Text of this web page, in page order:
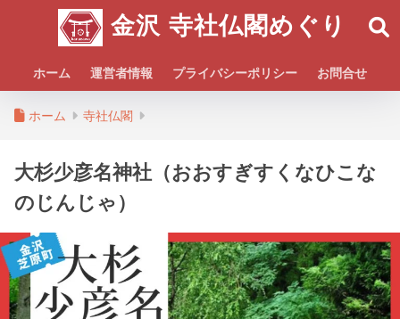
金沢 寺社仏閣めぐり
ホーム 運営者情報 プライバシーポリシー お問合せ
ホーム 寺社仏閣
大杉少彦名神社（おおすぎすくなひこな
のじんじゃ）